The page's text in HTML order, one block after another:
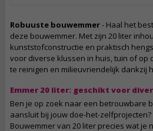
Robuuste bouwemmer- Haal het
deze bouwemmer. Met zijn 20 liter
kunststofconstructie en praktisch
voor diverse klussen in huis, tuin of op
te reinigen en milieuvriendelijk dankzij
Emmer 20 liter: geschikt voor
Ben je op zoek naar een betrouwbare
aansluit bij jouw doe-het-zelfprojecten?
Bouwemmer van 20 liter precies wat je